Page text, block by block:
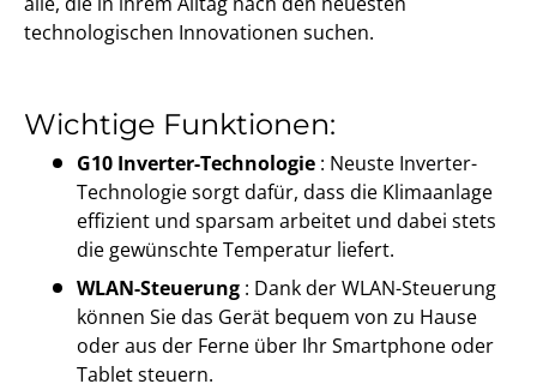
technologischen Innovationen suchen.
Wichtige Funktionen:
G10 Inverter-Technologie : Neuste Inverter-
Technologie sorgt dafür, dass die Klimaanlage
effizient und sparsam arbeitet und dabei stets
die gewünschte Temperatur liefert.
WLAN-Steuerung : Dank der WLAN-Steuerung
können Sie das Gerät bequem von zu Hause
oder aus der Ferne über Ihr Smartphone oder
Tablet steuern.